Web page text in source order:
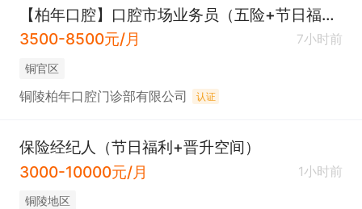
【柏年口腔】口腔市场业务员（五险+节日福利+餐补+8小时）
3500-8500元/月
7小时前
铜官区
铜陵柏年口腔门诊部有限公司 认证
保险经纪人（节日福利+晋升空间）
3000-10000元/月
1小时前
铜陵地区